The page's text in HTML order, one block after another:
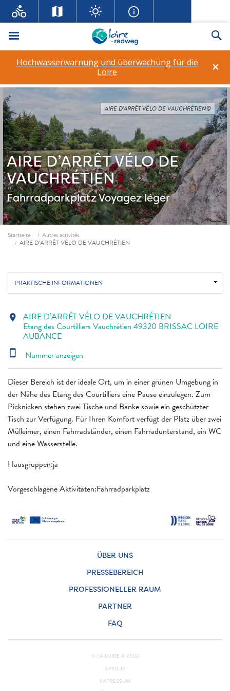
Menü
×
Hochwasserwarnung und überwachung für die
Loire
AIRE D’ARRÊT VÉLO DE
VAUCHRÉTIEN
FahrradparkplatzVoyagez léger
AIRE D’ARRÊT VÉLO DE VAUCHRÉTIEN©
Fil d'ariane
Startseite
Autres activités
AIRE D’ARRÊT VÉLO DE VAUCHRÉTIEN
PRAKTISCHE INFORMATIONEN
Dieser Bereich ist der ideale Ort, um in einer grünen Umgebung in
der Nähe des Etang des Courtilliers eine Pause einzulegen. Zum
Picknicken stehen zwei Tische und Bänke sowie ein geschützter
Tisch zur Verfügung. Für Ihren Komfort verfügt der Platz über zwei
Mülleimer, einen Fahrradständer, einen Fahrradunterstand, ein WC
und eine Wasserstelle.
Hausgruppen:ja
Vorgeschlagene Aktivitäten:Fahrradparkplatz
location_on AIRE D’ARRÊT VÉLO DE VAUCHRÉTIEN
Etang des Courtilliers Vauchrétien 49320 BRISSAC LOIRE
AUBANCE
smartphone Nummer anzeigen
ÜBER UNS
PRESSEBEREICH
PROFESSIONELLER RAUM
PARTNER
FAQ
© LA LOIRE À VÉLO
APSULIS
IMPRESSUM